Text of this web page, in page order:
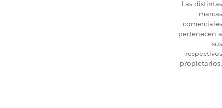
Las distintas
marcas
comerciales
pertenecen a
sus
respectivos
propietarios.